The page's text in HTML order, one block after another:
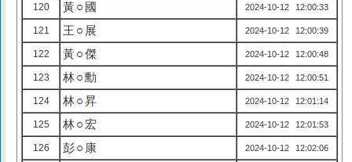
120 黃○ 國 2024-10-12 12:00:33
121 王 ○ 展 2024-10-12 12:00:39
122 黃○傑 2024-10-12 12:00:48
123 林○勳 2024-10-12 12:00:51
124 林○昇 2024-10-12 12:01:14
125 林○ 宏 2024-10-12 12:01:53
126 彭○ 康 2024-10-12 12:02:06